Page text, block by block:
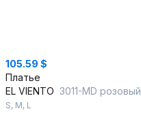
105.59 $
Платье
EL VIENTO 3011-MD розовый
S, M, L